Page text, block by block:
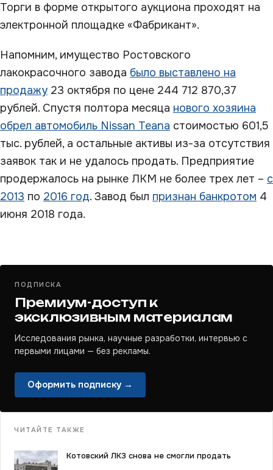
Торги в форме открытого аукциона проходят на
электронной площадке «Фабрикант».
Напомним, имущество Ростовского
лакокрасочного завода было выставлено на
продажу 23 октября по цене 244 712 870,37
рублей. Спустя полтора месяца нового хозяина
обрел автомобиль Nissan Teana стоимостью 601,5
тыс. рублей, а остальные активы из-за отсутствия
заявок так и не удалось продать. Предприятие
продержалось на рынке ЛКМ не более трех лет – с
2013 по 2016 год. Завод был признан банкротом 4
июня 2018 года.
ПОДПИСКА
Премиум-доступ к
эксклюзивным материалам
Исследования рынка, научные разработки, интервью с
первыми лицами — без рекламы.
Оформить подписку →
ЧИТАЙТЕ ТАКЖЕ
Котовский ЛКЗ снова не смогли продать